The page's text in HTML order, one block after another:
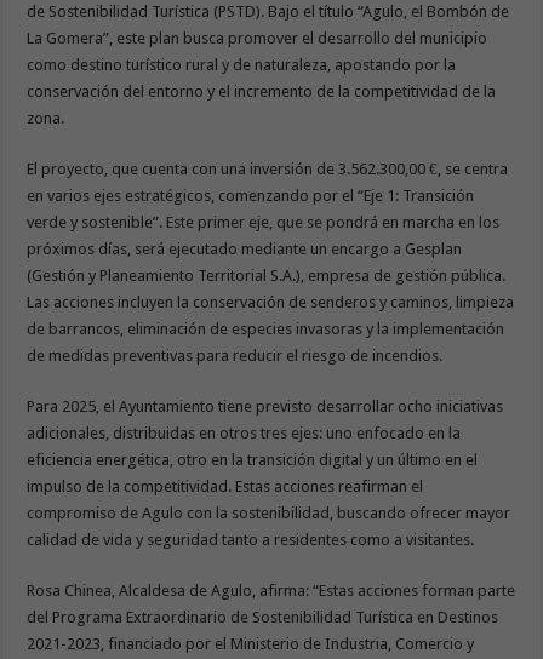
de Sostenibilidad Turística (PSTD). Bajo el título “Agulo, el Bombón de
La Gomera”, este plan busca promover el desarrollo del municipio
como destino turístico rural y de naturaleza, apostando por la
conservación del entorno y el incremento de la competitividad de la
zona.
El proyecto, que cuenta con una inversión de 3.562.300,00 €, se centra
en varios ejes estratégicos, comenzando por el “Eje 1: Transición
verde y sostenible”. Este primer eje, que se pondrá en marcha en los
próximos días, será ejecutado mediante un encargo a Gesplan
(Gestión y Planeamiento Territorial S.A.), empresa de gestión pública.
Las acciones incluyen la conservación de senderos y caminos, limpieza
de barrancos, eliminación de especies invasoras y la implementación
de medidas preventivas para reducir el riesgo de incendios.
Para 2025, el Ayuntamiento tiene previsto desarrollar ocho iniciativas
adicionales, distribuidas en otros tres ejes: uno enfocado en la
eficiencia energética, otro en la transición digital y un último en el
impulso de la competitividad. Estas acciones reafirman el
compromiso de Agulo con la sostenibilidad, buscando ofrecer mayor
calidad de vida y seguridad tanto a residentes como a visitantes.
Rosa Chinea, Alcaldesa de Agulo, afirma: “Estas acciones forman parte
del Programa Extraordinario de Sostenibilidad Turística en Destinos
2021-2023, financiado por el Ministerio de Industria, Comercio y